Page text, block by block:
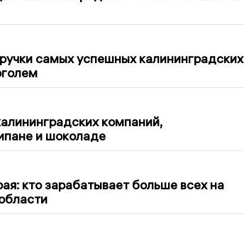
самых успешных калининградских
компаний,
и шоколаде
кто зарабатывает больше всех на